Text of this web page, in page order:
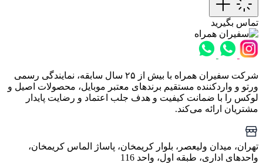
تماس بگیرید
شرکت سفیران همراه با بیش از ۲۵ سال سابقه، نمایندگی رسمی
ورتو و واردکننده مستقیم برندهای معتبر موبایل، محصولات اصیل و
لوکس را با ضمانت کیفیت و هدف جلب اعتماد و رضایت پایدار
مشتریان ارائه می‌کند.
تهران، میدان ولیعصر، بلوار کریمخان، پاساژ الماس کریمخان،
واحدهای اداری، طبقه اول، واحد 116